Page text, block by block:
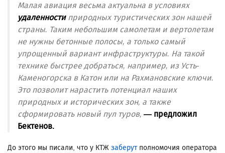
Малая авиация весьма актуальна в условиях
удаленности природных туристических зон нашей
страны. Таким небольшим самолетам и вертолетам
не нужны бетонные полосы, а только самый
упрощенный вариант инфраструктуры. На такой
технике быстрее добраться, например, из Усть-
Каменогорска в Катон или на Рахмановские ключи.
Это позволит нарастить потенциал наших
природных и исторических зон, а также
сформировать новый пул туров, — предложил
Бектенов.
До этого мы писали, что у КТЖ заберутполномочия оператора